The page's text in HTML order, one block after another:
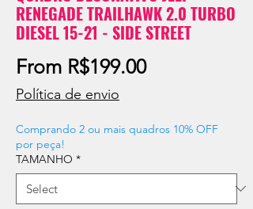
RENEGADE TRAILHAWK 2.0 TURBO
DIESEL 15-21 - SIDE STREET
From R$199.00Sale
Política de envio
Comprando 2 ou mais quadros 10% OFF
por peça!
TAMANHO *